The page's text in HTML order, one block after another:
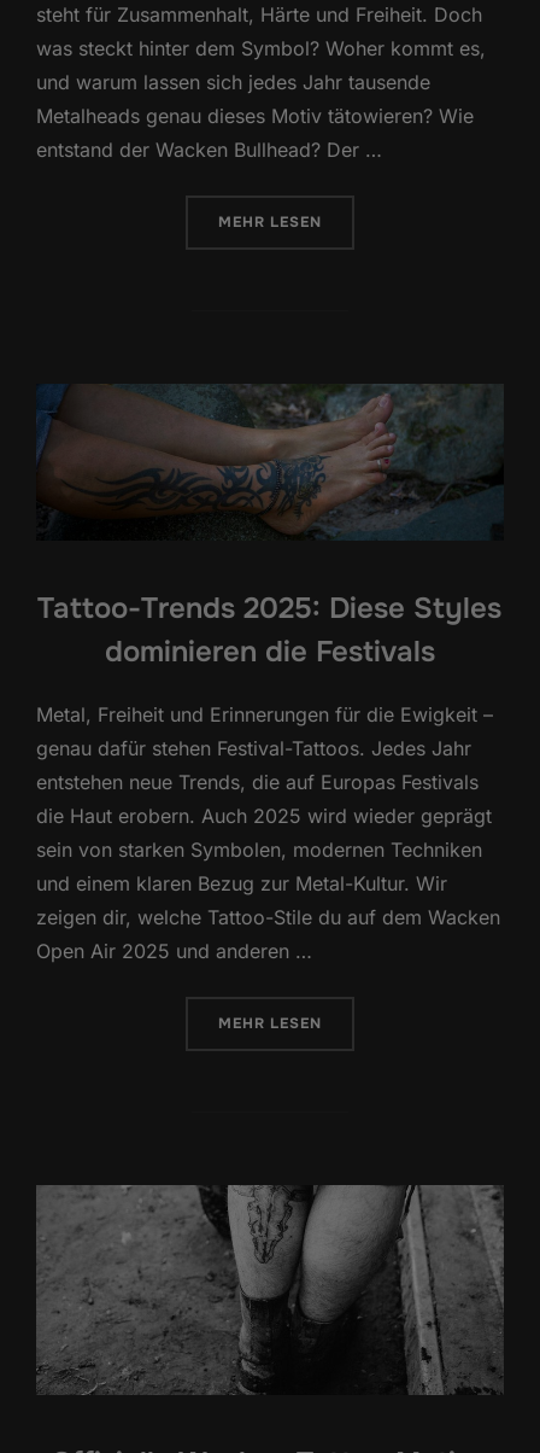
steht für Zusammenhalt, Härte und Freiheit. Doch
was steckt hinter dem Symbol? Woher kommt es,
und warum lassen sich jedes Jahr tausende
Metalheads genau dieses Motiv tätowieren? Wie
entstand der Wacken Bullhead? Der …
MEHR ÜBER „TATTOO-LEGENDEN: DIE
LESEN
Tattoo-Trends 2025: Diese Styles
dominieren die Festivals
Metal, Freiheit und Erinnerungen für die Ewigkeit –
genau dafür stehen Festival-Tattoos. Jedes Jahr
entstehen neue Trends, die auf Europas Festivals
die Haut erobern. Auch 2025 wird wieder geprägt
sein von starken Symbolen, modernen Techniken
und einem klaren Bezug zur Metal-Kultur. Wir
zeigen dir, welche Tattoo-Stile du auf dem Wacken
Open Air 2025 und anderen …
MEHR ÜBER „TATTOO-TRENDS 2025:
LESEN